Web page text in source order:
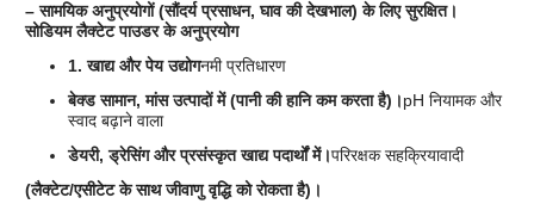
– सामयिक अनुप्रयोगों (सौंदर्य प्रसाधन, घाव की देखभाल) के लिए सुरक्षित।
सोडियम लैक्टेट पाउडर के अनुप्रयोग
1. खाद्य और पेय उद्योगनमी प्रतिधारण
बेक्ड सामान, मांस उत्पादों में (पानी की हानि कम करता है)।pH नियामक और
स्वाद बढ़ाने वाला
डेयरी, ड्रेसिंग और प्रसंस्कृत खाद्य पदार्थों में।परिरक्षक सहक्रियावादी
(लैक्टेट/एसीटेट के साथ जीवाणु वृद्धि को रोकता है)।